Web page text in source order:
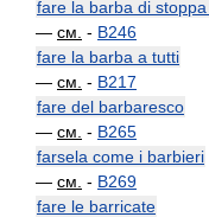
fare la barba di
— см. - B246
fare la barba a tutti
— см. - B217
fare del barbaresco
— см. - B265
farsela come i barbieri
— см. - B269
fare le barricate